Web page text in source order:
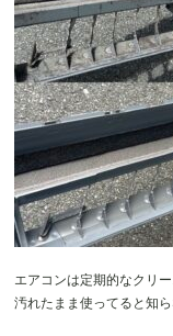
エアコンは定期的なクリ
汚れたまま使ってると知